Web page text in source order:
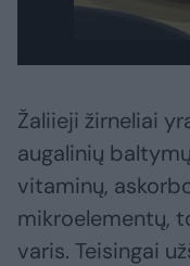
Žaliieji žirneliai
augalinių
vitaminų,
mikroelementų,
varis. Teisingai